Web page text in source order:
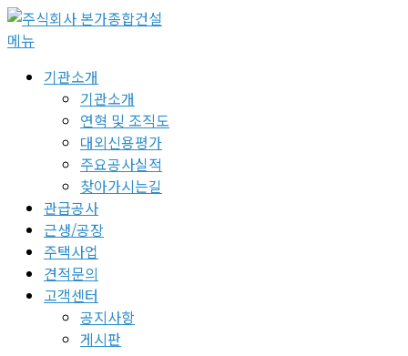
콘
텐
메뉴
기관소개
기관소개
연혁 및 조직도
대외신용평가
주요공사실적
찾아가시는길
관급공사
근생/공장
주택사업
견적문의
고객센터
공지사항
게시판